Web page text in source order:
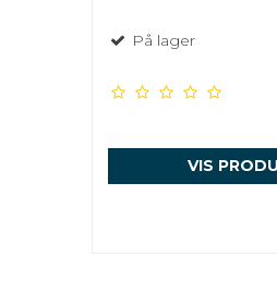
På lager
VIS